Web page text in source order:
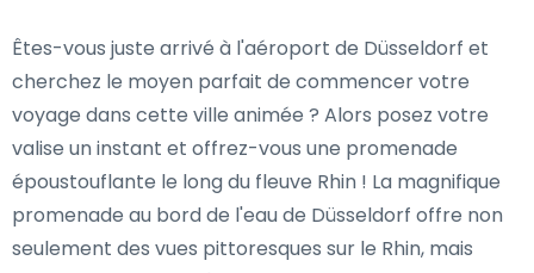
Êtes-vous juste arrivé à l'aéroport de Düsseldorf et
cherchez le moyen parfait de commencer votre
voyage dans cette ville animée ? Alors posez votre
valise un instant et offrez-vous une promenade
époustouflante le long du fleuve Rhin ! La magnifique
promenade au bord de l'eau de Düsseldorf offre non
seulement des vues pittoresques sur le Rhin, mais